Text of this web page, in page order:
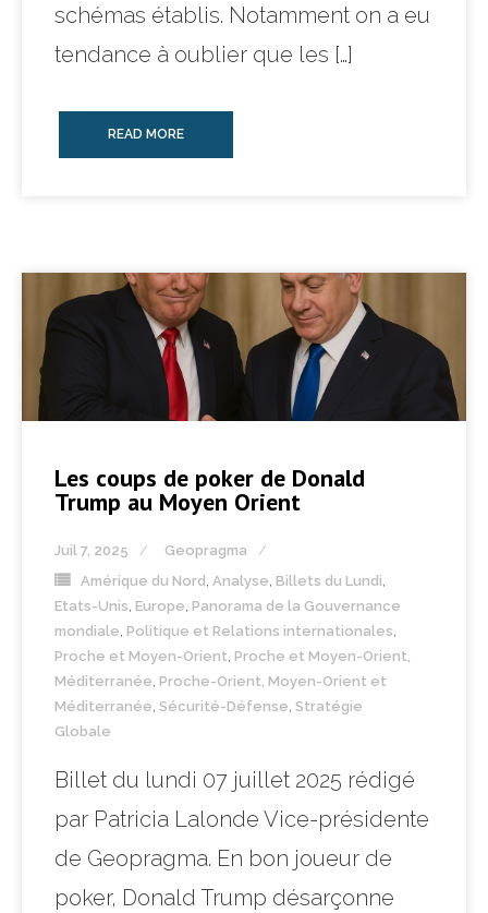
schémas établis. Notamment on a eu
tendance à oublier que les […]
READ MORE
Les coups de poker de Donald
Trump au Moyen Orient
Juil 7, 2025
Geopragma
Amérique du Nord , Analyse, Billets du Lundi,
Etats-Unis, Europe, Panorama de la Gouvernance
mondiale, Politique et Relations internationales,
Proche et Moyen-Orient, Proche et Moyen-Orient,
Méditerranée, Proche-Orient, Moyen-Orient et
Méditerranée, Sécurité-Défense, Stratégie
Globale
Billet du lundi 07 juillet 2025 rédigé
par Patricia Lalonde Vice-présidente
de Geopragma. En bon joueur de
poker, Donald Trump désarçonne